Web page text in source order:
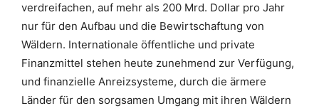
verdreifachen, auf mehr als 200 Mrd. Dollar pro Jahr
nur für den Aufbau und die Bewirtschaftung von
Wäldern. Internationale öffentliche und private
Finanzmittel stehen heute zunehmend zur Verfügung,
und finanzielle Anreizsysteme, durch die ärmere
Länder für den sorgsamen Umgang mit ihren Wäldern